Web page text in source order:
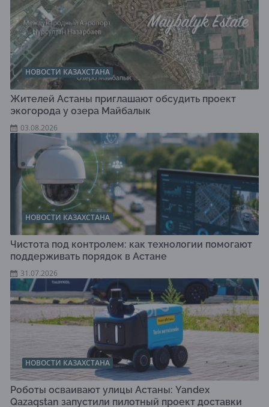
НОВОСТИ КАЗАХСТАНА
Жителей Астаны приглашают обсудить проект
экогорода у озера Майбалык
03.08.2026
НОВОСТИ КАЗАХСТАНА
Чистота под контролем: как технологии помогают
поддерживать порядок в Астане
31.07.2026
НОВОСТИ КАЗАХСТАНА
Роботы осваивают улицы Астаны: Yandex
Qazaqstan запустили пилотный проект доставки